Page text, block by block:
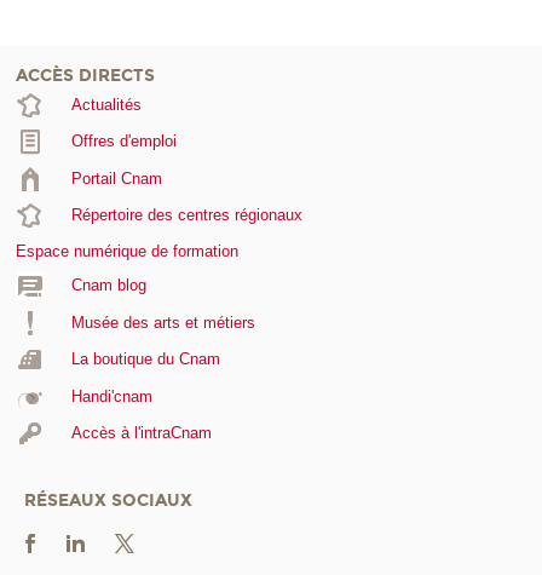
ACCÈS DIRECTS
Actualités
Offres d'emploi
Portail Cnam
Répertoire des centres régionaux
Espace numérique de formation
Cnam blog
Musée des arts et métiers
La boutique du Cnam
Handi'cnam
Accès à l'intraCnam
RÉSEAUX SOCIAUX